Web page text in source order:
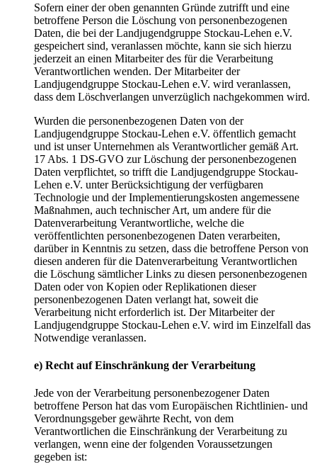
Sofern einer der oben genannten Gründe zutrifft und eine
betroffene Person die Löschung von personenbezogenen
Daten, die bei der Landjugendgruppe Stockau-Lehen e.V.
gespeichert sind, veranlassen möchte, kann sie sich hierzu
jederzeit an einen Mitarbeiter des für die Verarbeitung
Verantwortlichen wenden. Der Mitarbeiter der
Landjugendgruppe Stockau-Lehen e.V. wird veranlassen,
dass dem Löschverlangen unverzüglich nachgekommen wird.
Wurden die personenbezogenen Daten von der
Landjugendgruppe Stockau-Lehen e.V. öffentlich gemacht
und ist unser Unternehmen als Verantwortlicher gemäß Art.
17 Abs. 1 DS-GVO zur Löschung der personenbezogenen
Daten verpflichtet, so trifft die Landjugendgruppe Stockau-
Lehen e.V. unter Berücksichtigung der verfügbaren
Technologie und der Implementierungskosten angemessene
Maßnahmen, auch technischer Art, um andere für die
Datenverarbeitung Verantwortliche, welche die
veröffentlichten personenbezogenen Daten verarbeiten,
darüber in Kenntnis zu setzen, dass die betroffene Person von
diesen anderen für die Datenverarbeitung Verantwortlichen
die Löschung sämtlicher Links zu diesen personenbezogenen
Daten oder von Kopien oder Replikationen dieser
personenbezogenen Daten verlangt hat, soweit die
Verarbeitung nicht erforderlich ist. Der Mitarbeiter der
Landjugendgruppe Stockau-Lehen e.V. wird im Einzelfall das
Notwendige veranlassen.
e) Recht auf Einschränkung der Verarbeitung
Jede von der Verarbeitung personenbezogener Daten
betroffene Person hat das vom Europäischen Richtlinien- und
Verordnungsgeber gewährte Recht, von dem
Verantwortlichen die Einschränkung der Verarbeitung zu
verlangen, wenn eine der folgenden Voraussetzungen
gegeben ist: